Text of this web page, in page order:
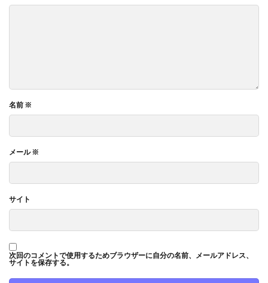
名前 ※
メール※
サイト
次回のコメントで使用するためブラウザーに自分の名前、メールアドレス、
サイトを保存する。